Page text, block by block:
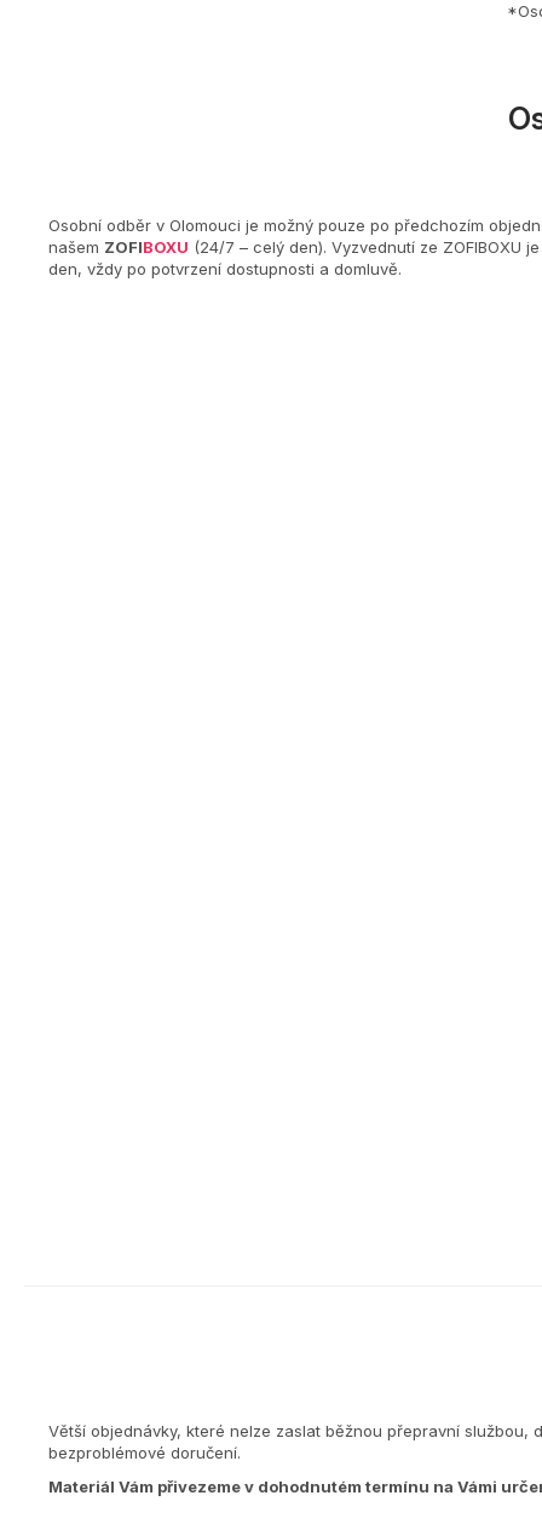
Osobní odběr v Olomouci je možný pouze po předchozím
našem ZOFIBOXU (24/7 – celý den). Vyzvednutí ze ZOFIBOXU
den, vždy po potvrzení dostupnosti a domluvě.
Větší objednávky, které nelze zaslat běžnou přepravní službou,
bezproblémové doručení.
Materiál Vám přivezeme v dohodnutém termínu na Vámi